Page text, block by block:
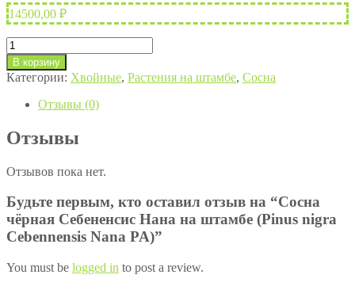
14500,00 ₽
Количество
товара
Сосна
чёрная
Себененсис
на
штамбе
nigra
Nana
PA)
В корзину
Категории: Хвойные, Растения на штамбе, Сосна
Отзывы (0)
Отзывы
Отзывов пока нет.
Будьте первым, кто оставил отзыв на “Сосна
чёрная Себененсис Нана на штамбе (Pinus nigra
Cebennensis Nana PA)”
You must be logged in to post a review.